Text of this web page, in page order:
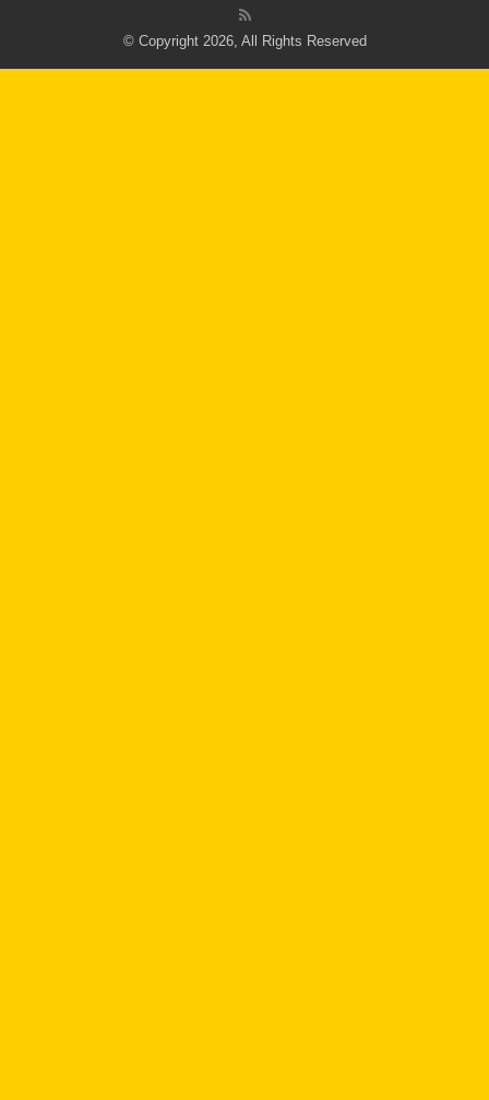
© Copyright 2026, All Rights Reserved